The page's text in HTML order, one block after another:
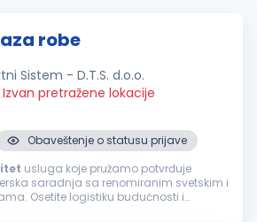
robe
Sistem - D.T.S. d.o.o.
Izvan pretražene lokacije
Obaveštenje o statusu prijave
usluga koje pružamo potvrđuje
saradnja sa renomiranim svetskim i
Osetite logistiku budućnosti i